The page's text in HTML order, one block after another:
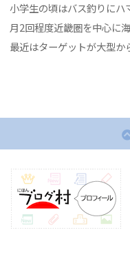
小学生の頃はバス釣りにハ
月2回程度近畿圏を中心に
最近はターゲットが大型か